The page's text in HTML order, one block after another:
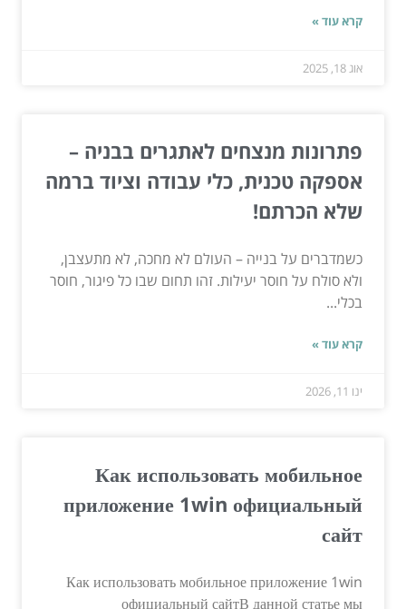
קרא עוד »
אוג 18, 2025
פתרונות מנצחים לאתגרים בבניה –
אספקה טכנית, כלי עבודה וציוד ברמה
שלא הכרתם!
כשמדברים על בנייה – העולם לא מחכה, לא מתעצבן,
ולא סולח על חוסר יעילות. זהו תחום שבו כל פיגור, חוסר
בכלי...
קרא עוד »
ינו 11, 2026
Как использовать мобильное
приложение 1win официальный
сайт
Как использовать мобильное приложение 1win
официальный сайтВ данной статье мы